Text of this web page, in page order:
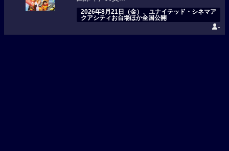
2026年8月21日（金）、ユナイテッド・シネマア
クアシティお台場ほか全国公開
-